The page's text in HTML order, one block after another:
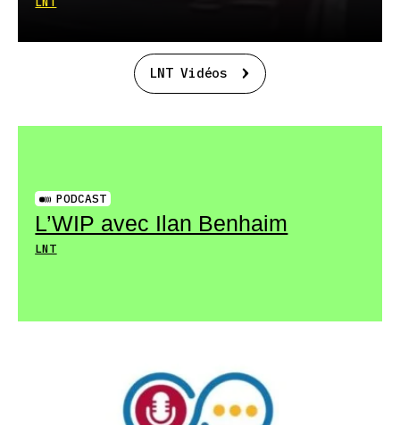
LNT Vidéos
PODCAST
L’WIP avec Ilan Benhaim
LNT